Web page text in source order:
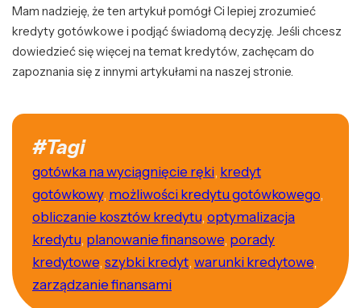
Mam nadzieję, że ten artykuł pomógł Ci lepiej zrozumieć
kredyty gotówkowe i podjąć świadomą decyzję. Jeśli chcesz
dowiedzieć się więcej na temat kredytów, zachęcam do
zapoznania się z innymi artykułami na naszej stronie.
#Tagi
gotówka na wyciągnięcie ręki, kredyt
gotówkowy, możliwości kredytu gotówkowego,
obliczanie kosztów kredytu,optymalizacja
kredytu, planowanie finansowe, porady
kredytowe,szybki kredyt,warunki kredytowe,
zarządzanie finansami